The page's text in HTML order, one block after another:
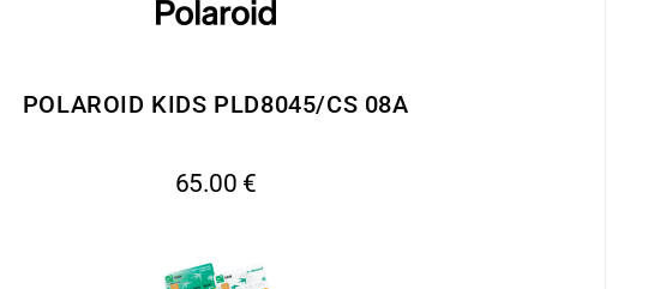
POLAROID KIDS PLD8045/CS 08A
65.00 €